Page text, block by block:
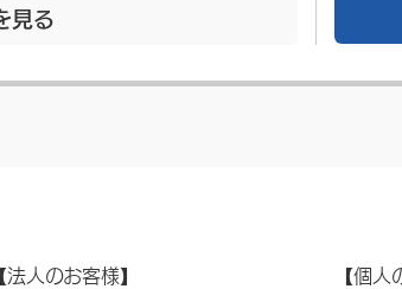
見る
【法人のお客様】 【個人